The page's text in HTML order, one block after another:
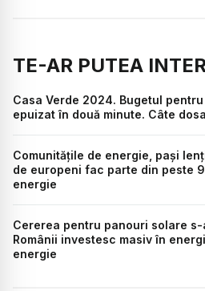
TE-AR PUTEA
Casa Verde 2024. Bugetul
epuizat în două minute. Câte
Comunitățile de energie, pași
de europeni fac parte din peste
energie
Cererea pentru panouri solare
Românii investesc masiv în
energie